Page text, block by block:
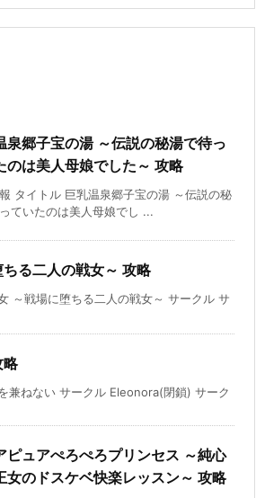
泉郷子宝の湯 ～伝説の秘湯で待っ
のは美人母娘でした～ 攻略
タイトル 巨乳温泉郷子宝の湯 ～伝説の秘
ていたのは美人母娘でし ...
る二人の戦女～ 攻略
～戦場に堕ちる二人の戦女～ サークル サ
略
兼ねない サークル Eleonora(閉鎖) サーク
ピュアぺろぺろプリンセス ～純心
女のドスケベ快楽レッスン～ 攻略